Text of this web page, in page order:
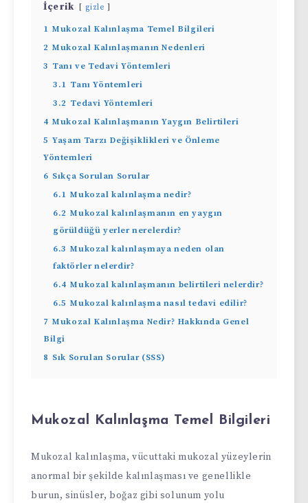
İçerik gizle
1 Mukozal Kalınlaşma Temel Bilgileri
2 Mukozal Kalınlaşmanın Nedenleri
3 Tanı ve Tedavi Yöntemleri
3.1 Tanı Yöntemleri
3.2 Tedavi Yöntemleri
4 Mukozal Kalınlaşmanın Yaygın Belirtileri
5 Yaşam Tarzı Değişiklikleri ve Önleme
Yöntemleri
6 Sıkça Sorulan Sorular
6.1 Mukozal kalınlaşma nedir?
6.2 Mukozal kalınlaşmanın en yaygın
görüldüğü yerler nerelerdir?
6.3 Mukozal kalınlaşmaya neden olan
faktörler nelerdir?
6.4 Mukozal kalınlaşmanın belirtileri nelerdir?
6.5 Mukozal kalınlaşma nasıl tedavi edilir?
7 Mukozal Kalınlaşma Nedir? Hakkında Genel
Bilgi
8 Sık Sorulan Sorular (SSS)
Mukozal Kalınlaşma Temel Bilgileri
Mukozal kalınlaşma, vücuttaki mukozal yüzeylerin
anormal bir şekilde kalınlaşması ve genellikle
burun, sinüsler, boğaz gibi solunum yolu